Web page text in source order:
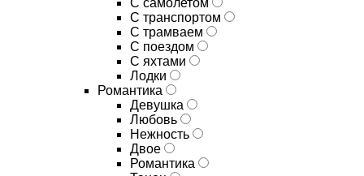
С самолетом
С транспортом
С трамваем
С поездом
С яхтами
Лодки
Романтика
Девушка
Любовь
Нежность
Двое
Романтика